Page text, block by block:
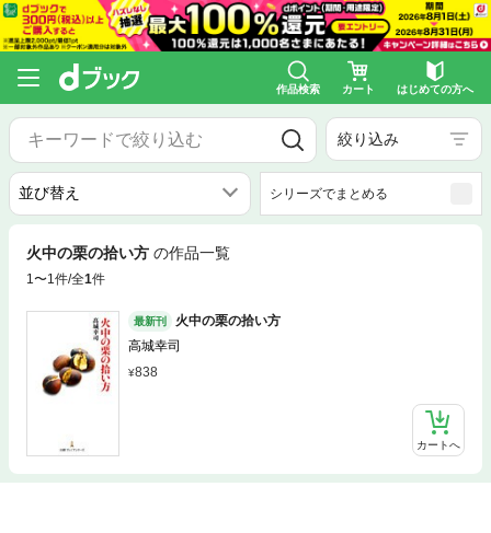
作品検索 カート はじめての方へ
絞り込み
シリーズでまとめる
火中の栗の拾い方 の作品一覧
1〜1件/全1件
最新刊
火中の栗の拾い方
高城幸司
838
カートへ